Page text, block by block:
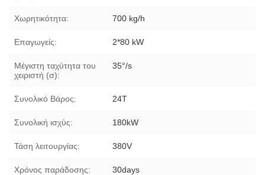
Χωρητικότητα: 700 kg/h
Επαγωγείς: 2*80 kW
Μέγιστη ταχύτητα του
χειριστή (σ):
35°/s
Συνολικό Βάρος: 24T
Συνολική ισχύς: 180kW
Τάση λειτουργίας: 380V
Χρόνος παράδοσης: 30days